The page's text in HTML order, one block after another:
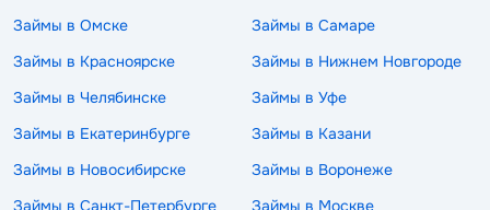
Займы в Омске
Займы в Самаре
Займы в Красноярске
Займы в Нижнем Новгороде
Займы в Челябинске
Займы в Уфе
Займы в Екатеринбурге
Займы в Казани
Займы в Новосибирске
Займы в Воронеже
Займы в Санкт-Петербурге
Займы в Москве